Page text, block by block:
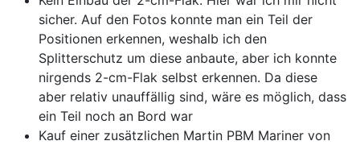
sicher. Auf den Fotos konnte man ein Teil der
Positionen erkennen, weshalb ich den
Splitterschutz um diese anbaute, aber ich konnte
nirgends 2-cm-Flak selbst erkennen. Da diese
aber relativ unauffällig sind, wäre es möglich, dass
ein Teil noch an Bord war
Kauf einer zusätzlichen Martin PBM Mariner von